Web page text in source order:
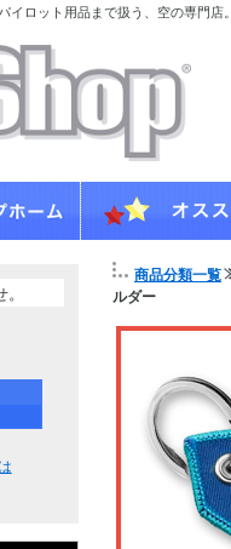
イロット用品まで扱う、空の専門店。
商品分類一覧
ルダー